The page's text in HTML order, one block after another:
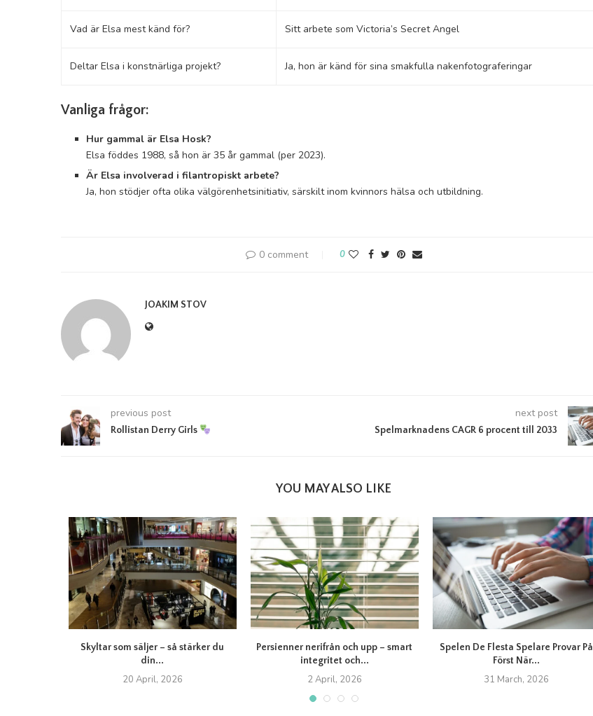
Vad är Elsa mest känd för? Sitt arbete som Victoria’s Secret Angel
Deltar Elsa i konstnärliga projekt? Ja, hon är känd för sina smakfulla nakenfotograferingar
Vanliga frågor:
Hur gammal är Elsa Hosk?
Elsa föddes 1988, så hon är 35 år gammal (per 2023).
Är Elsa involverad i filantropiskt arbete?
Ja, hon stödjer ofta olika välgörenhetsinitiativ, särskilt inom kvinnors hälsa och utbildning.
0 comment 0
JOAKIM STOV
previous post
Rollistan Derry Girls
next post
Spelmarknadens CAGR 6 procent till 2033
YOU MAY ALSO LIKE
Skyltar som säljer – så stärker du
din...
20 April, 2026
Persienner nerifrån och upp – smart
integritet och...
2 April, 2026
Spelen De Flesta Spelare Provar På
Först När...
31 March, 2026